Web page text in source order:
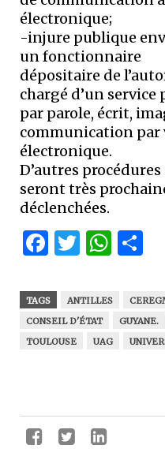
électronique;
-injure publique
un fonctionnaire
dépositaire de
chargé d’un service
par parole, écrit,
communication par
électronique.
D’autres
seront très
déclenchées.
Facebook
Twitter
TAGS ANTILLES
CONSEIL D'ÉTAT
GUYANE.
TOULOUSE
UAG